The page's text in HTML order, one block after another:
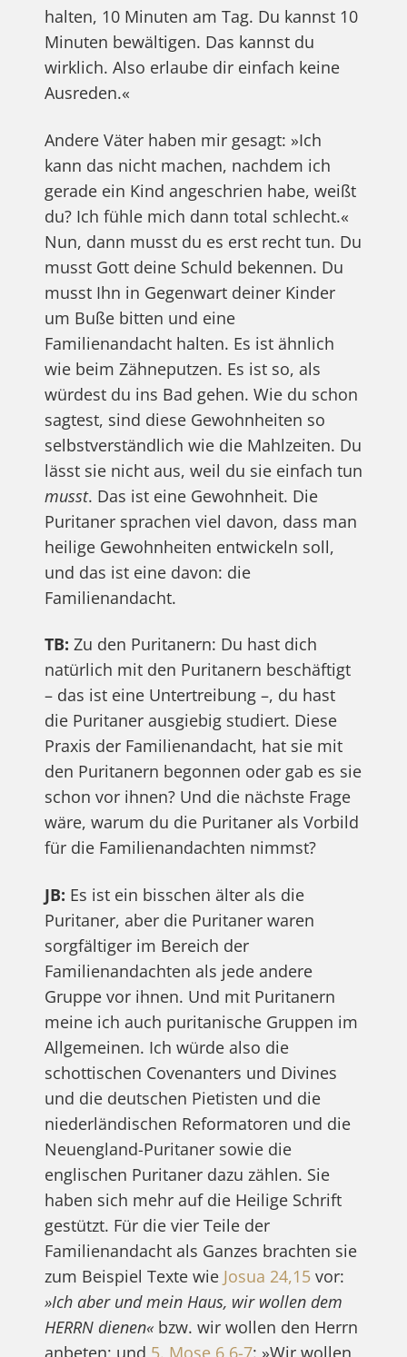
halten, 10 Minuten am Tag. Du kannst 10
Minuten bewältigen. Das kannst du
wirklich. Also erlaube dir einfach keine
Ausreden.«
Andere Väter haben mir gesagt: »Ich
kann das nicht machen, nachdem ich
gerade ein Kind angeschrien habe, weißt
du? Ich fühle mich dann total schlecht.«
Nun, dann musst du es erst recht tun. Du
musst Gott deine Schuld bekennen. Du
musst Ihn in Gegenwart deiner Kinder
um Buße bitten und eine
Familienandacht halten. Es ist ähnlich
wie beim Zähneputzen. Es ist so, als
würdest du ins Bad gehen. Wie du schon
sagtest, sind diese Gewohnheiten so
selbstverständlich wie die Mahlzeiten. Du
lässt sie nicht aus, weil du sie einfach tun
musst. Das ist eine Gewohnheit. Die
Puritaner sprachen viel davon, dass man
heilige Gewohnheiten entwickeln soll,
und das ist eine davon: die
Familienandacht.
TB: Zu den Puritanern: Du hast dich
natürlich mit den Puritanern beschäftigt
– das ist eine Untertreibung –, du hast
die Puritaner ausgiebig studiert. Diese
Praxis der Familienandacht, hat sie mit
den Puritanern begonnen oder gab es sie
schon vor ihnen? Und die nächste Frage
wäre, warum du die Puritaner als Vorbild
für die Familienandachten nimmst?
JB: Es ist ein bisschen älter als die
Puritaner, aber die Puritaner waren
sorgfältiger im Bereich der
Familienandachten als jede andere
Gruppe vor ihnen. Und mit Puritanern
meine ich auch puritanische Gruppen im
Allgemeinen. Ich würde also die
schottischen Covenanters und Divines
und die deutschen Pietisten und die
niederländischen Reformatoren und die
Neuengland-Puritaner sowie die
englischen Puritaner dazu zählen. Sie
haben sich mehr auf die Heilige Schrift
gestützt. Für die vier Teile der
Familienandacht als Ganzes brachten sie
zum Beispiel Texte wie Josua 24,15vor:
»Ich aber und mein Haus, wir wollen dem
HERRN dienen«bzw. wir wollen den Herrn
anbeten; und 5. Mose 6,6-7: »Wir wollen